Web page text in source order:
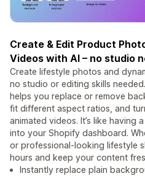
Create & Edit Product
Videos with AI – no studio
Create lifestyle photos and
no studio or editing skills
helps you replace or remove
fit different aspect ratios, and
animated videos. It’s like having
into your Shopify dashboard.
or professional-looking lifestyle
hours and keep your content
Instantly replace plain